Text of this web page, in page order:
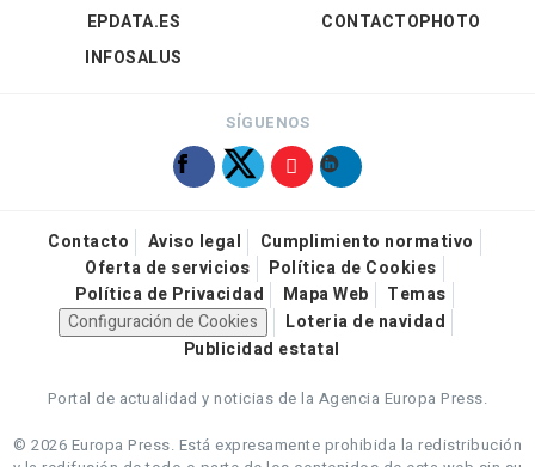
EPDATA.ES
INFOSALUS
CONTACTOPHOTO
SÍGUENOS
Contacto Aviso legal
Cumplimiento normativo
Oferta de servicios
Política de Cookies
Política de Privacidad
Mapa Web
Temas
Configuración de Cookies
Loteria de navidad
Publicidad estatal
Portal de actualidad y noticias de la Agencia Europa Press.
© 2026 Europa Press. Está expresamente prohibida la redistribución